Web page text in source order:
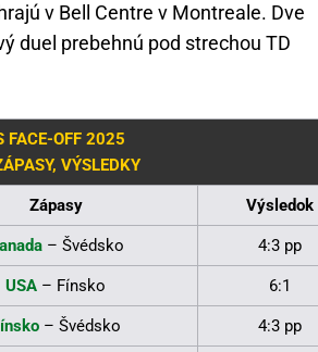
v Bell Centre v Montreale. Dve
duel prebehnú pod strechou TD
FACE-OFF 2025
VÝSLEDKY
Zápasy Výsledok
– Švédsko 4:3 pp
USA – Fínsko 6:1
– Švédsko 4:3 pp